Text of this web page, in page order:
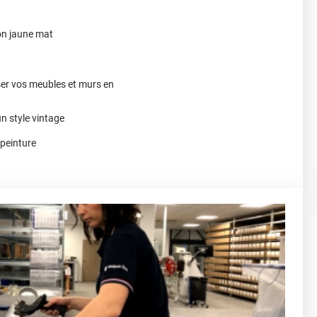
jaune mat
vos meubles et murs en
style vintage